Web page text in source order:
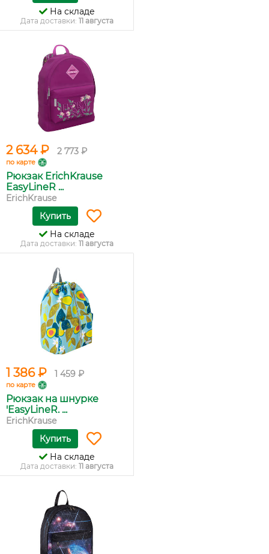
На складе
Дата доставки: 11 августа
2 634 ₽ 2 773 ₽
по карте
Рюкзак ErichKrause
EasyLineR ...
ErichKrause
Купить
На складе
Дата доставки: 11 августа
1 386 ₽ 1 459 ₽
по карте
Рюкзак на шнурке
'EasyLineR. ...
ErichKrause
Купить
На складе
Дата доставки: 11 августа